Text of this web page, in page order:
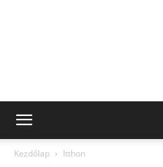
Kezdőlap Itthon